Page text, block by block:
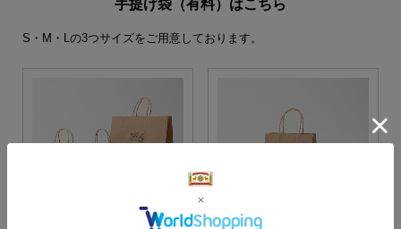
手提げ袋（有料）はこちら
S・M・Lの3つサイズをご用意しております。